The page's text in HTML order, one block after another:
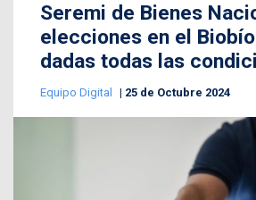
Seremi de Bienes
elecciones en el
dadas todas las
Equipo Digital 25 de Octubre 2024